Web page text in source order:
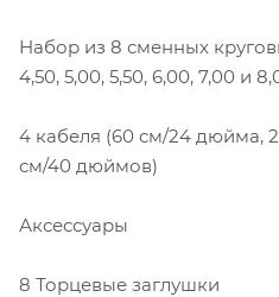
Набор из 8 сменных
4,50, 5,00, 5,50, 6,00, 7,00 и
4 кабеля (60 см/24 дюйма,
см/40 дюймов)
Аксессуары
8 Торцевые заглушки